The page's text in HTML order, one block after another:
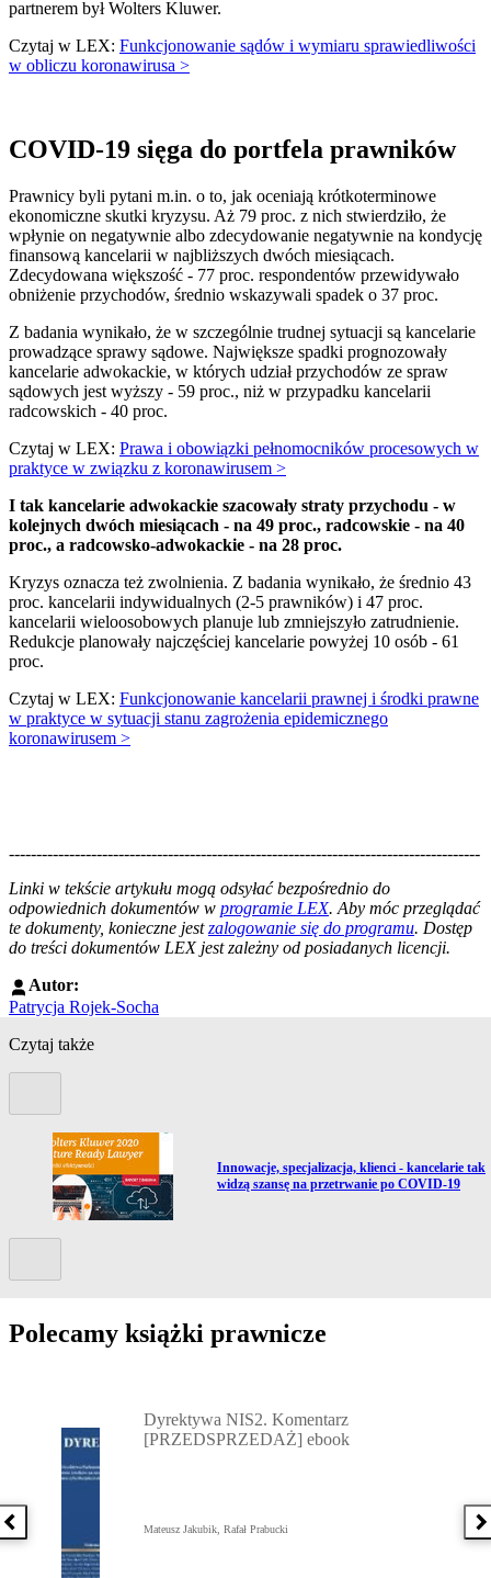
partnerem był Wolters Kluwer.
Czytaj w LEX: Funkcjonowanie sądów i wymiaru sprawiedliwości
w obliczu koronawirusa >
COVID-19 sięga do portfela prawników
Prawnicy byli pytani m.in. o to, jak oceniają krótkoterminowe
ekonomiczne skutki kryzysu. Aż 79 proc. z nich stwierdziło, że
wpłynie on negatywnie albo zdecydowanie negatywnie na kondycję
finansową kancelarii w najbliższych dwóch miesiącach.
Zdecydowana większość - 77 proc. respondentów przewidywało
obniżenie przychodów, średnio wskazywali spadek o 37 proc.
Z badania wynikało, że w szczególnie trudnej sytuacji są kancelarie
prowadzące sprawy sądowe. Największe spadki prognozowały
kancelarie adwokackie, w których udział przychodów ze spraw
sądowych jest wyższy - 59 proc., niż w przypadku kancelarii
radcowskich - 40 proc.
Czytaj w LEX: Prawa i obowiązki pełnomocników procesowych w
praktyce w związku z koronawirusem >
I tak kancelarie adwokackie szacowały straty przychodu - w
kolejnych dwóch miesiącach - na 49 proc., radcowskie - na 40
proc., a radcowsko-adwokackie - na 28 proc.
Kryzys oznacza też zwolnienia. Z badania wynikało, że średnio 43
proc. kancelarii indywidualnych (2-5 prawników) i 47 proc.
kancelarii wieloosobowych planuje lub zmniejszyło zatrudnienie.
Redukcje planowały najczęściej kancelarie powyżej 10 osób - 61
proc.
Czytaj w LEX: Funkcjonowanie kancelarii prawnej i środki prawne
w praktyce w sytuacji stanu zagrożenia epidemicznego
koronawirusem >
--------------------------------------------------------------------------------------
Linki w tekście artykułu mogą odsyłać bezpośrednio do
odpowiednich dokumentów w programie LEX. Aby móc przeglądać
te dokumenty, konieczne jestzalogowanie się do programu. Dostęp
do treści dokumentów LEX jest zależny od posiadanych licencji.
Autor:
Patrycja Rojek-Socha
Czytaj także
Przejdź do artykułu:
Innowacje, specjalizacja, klienci - kancelarie tak
widzą szansę na przetrwanie po COVID-19
Polecamy książki prawnicze
Poprzednia książka
Dyrektywa NIS2. Komentarz
[PRZEDSPRZEDAŻ] ebook
Mateusz Jakubik, Rafał Prabucki